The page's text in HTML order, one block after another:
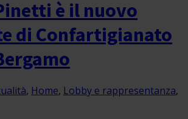
è il nuovo
di Confartigianato
, Home, Lobby e rappresentanza,